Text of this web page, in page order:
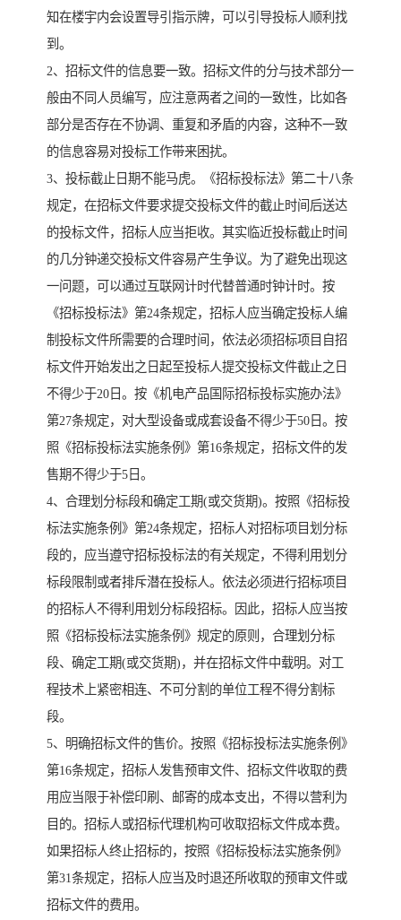
知在楼宇内会设置导引指示牌，可以引导投标人顺利找
到。
2、招标文件的信息要一致。招标文件的分与技术部分一
般由不同人员编写，应注意两者之间的一致性，比如各
部分是否存在不协调、重复和矛盾的内容，这种不一致
的信息容易对投标工作带来困扰。
3、投标截止日期不能马虎。《招标投标法》第二十八条
规定，在招标文件要求提交投标文件的截止时间后送达
的投标文件，招标人应当拒收。其实临近投标截止时间
的几分钟递交投标文件容易产生争议。为了避免出现这
一问题，可以通过互联网计时代替普通时钟计时。按
《招标投标法》第24条规定，招标人应当确定投标人编
制投标文件所需要的合理时间，依法必须招标项目自招
标文件开始发出之日起至投标人提交投标文件截止之日
不得少于20日。按《机电产品国际招标投标实施办法》
第27条规定，对大型设备或成套设备不得少于50日。按
照《招标投标法实施条例》第16条规定，招标文件的发
售期不得少于5日。
4、合理划分标段和确定工期(或交货期)。按照《招标投
标法实施条例》第24条规定，招标人对招标项目划分标
段的，应当遵守招标投标法的有关规定，不得利用划分
标段限制或者排斥潜在投标人。依法必须进行招标项目
的招标人不得利用划分标段招标。因此，招标人应当按
照《招标投标法实施条例》规定的原则，合理划分标
段、确定工期(或交货期)，并在招标文件中载明。对工
程技术上紧密相连、不可分割的单位工程不得分割标
段。
5、明确招标文件的售价。按照《招标投标法实施条例》
第16条规定，招标人发售预审文件、招标文件收取的费
用应当限于补偿印刷、邮寄的成本支出，不得以营利为
目的。招标人或招标代理机构可收取招标文件成本费。
如果招标人终止招标的，按照《招标投标法实施条例》
第31条规定，招标人应当及时退还所收取的预审文件或
招标文件的费用。